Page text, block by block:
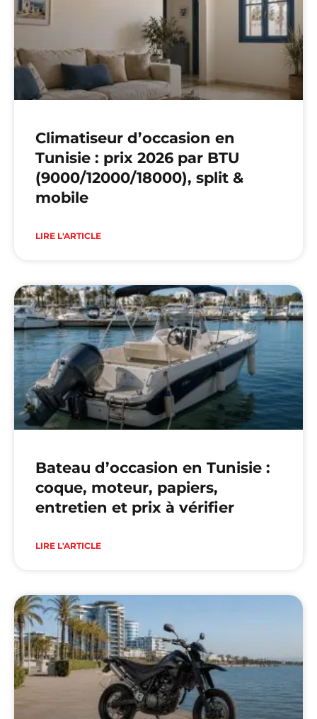
Climatiseur d’occasion en
Tunisie : prix 2026 par BTU
(9000/12000/18000), split &
mobile
LIRE L'ARTICLE
Bateau d’occasion en Tunisie :
coque, moteur, papiers,
entretien et prix à vérifier
LIRE L'ARTICLE